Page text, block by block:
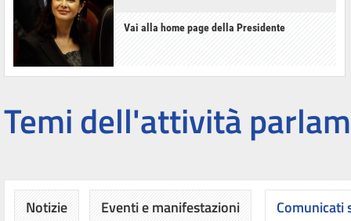
Vai alla home page della Presidente
Temi dell'attività
Notizie Eventi e manifestazioni Comunicati